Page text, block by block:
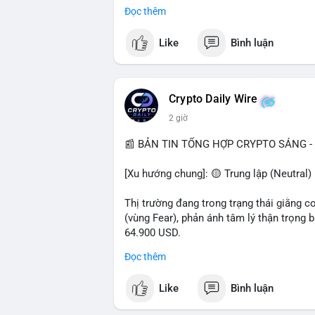
- Pháp lý: CEO Coinbase thúc đẩy
#binancesquare #cryptonews
$btc $eth $sol $xrp
#vlikevn #titanbot
📰 Nguồn: Decrypt
Đọc thêm
Like Bình luận
Crypto Daily Wire
2 giờ
📰 BẢN TIN TỔNG HỢP CRYPTO SÁNG
[Xu hướng chung]: 🟡 Trung lập
Thị trường đang trong trạng thái giằng
(vùng Fear), phản ánh tâm lý thận trọng
64.900 USD.
- Thị trường & Giá cả: Hoạt động cá voi
BTC (5,89 triệu USD) và 89,97 BTC
cấu danh mục. Tuy nhiên, funding rate
Đọc thêm
Like Bình luận